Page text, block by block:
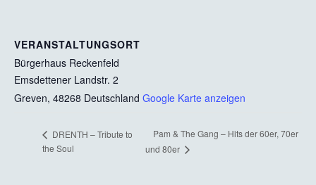
VERANSTALTUNGSORT
Bürgerhaus Reckenfeld
Emsdettener Landstr. 2
Greven, 48268 Deutschland Google Karte anzeigen
DRENTH – Tribute to
the Soul
Pam & The Gang – Hits der 60er, 70er
und 80er